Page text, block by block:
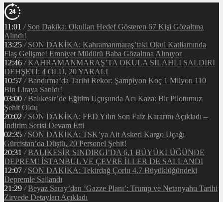
11:01 / Son Dakika: Okulları Hedef Gösteren 67 Kişi Gözaltına
Alındı!
13:25 / SON DAKİKA: Kahramanmaraş’taki Okul Katliamında
Flaş Gelişme! Emniyet Müdürü Baba Gözaltına Alınıyor
12:46 / KAHRAMANMARAŞ’TA OKULA SİLAHLI SALDIRI
DEHŞETİ: 4 ÖLÜ, 20 YARALI
10:57 / Bandırma’da Tarihi Rekor: Şampiyon Koç 1 Milyon 110
Bin Liraya Satıldı!
03:00 / Balıkesir’de Eğitim Uçuşunda Acı Kaza: Bir Pilotumuz
Şehit Oldu
20:02 / SON DAKİKA: FED Yılın Son Faiz Kararını Açıkladı –
İndirim Serisi Devam Etti
02:35 / SON DAKİKA: TSK’ya Ait Askeri Kargo Uçağı
Gürcistan’da Düştü, 20 Personel Şehit!
20:31 / BALIKESİR SINDIRGI’DA 6,1 BÜYÜKLÜĞÜNDE
DEPREM! İSTANBUL VE ÇEVRE İLLER DE SALLANDI
12:07 / SON DAKİKA: Tekirdağ Çorlu 4.7 Büyüklüğündeki
Depremle Sallandı
21:29 / Beyaz Saray’dan ‘Gazze Planı’: Trump ve Netanyahu Tarihi
Zirvede Detayları Açıkladı